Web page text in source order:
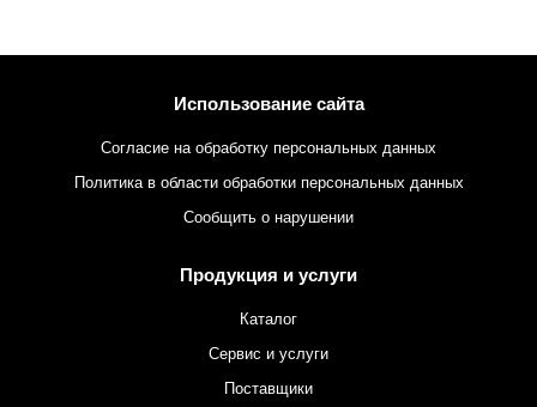
Использование сайта
Согласие на обработку персональных данных
Политика в области обработки персональных данных
Сообщить о нарушении
Продукция и услуги
Каталог
Сервис и услуги
Поставщики